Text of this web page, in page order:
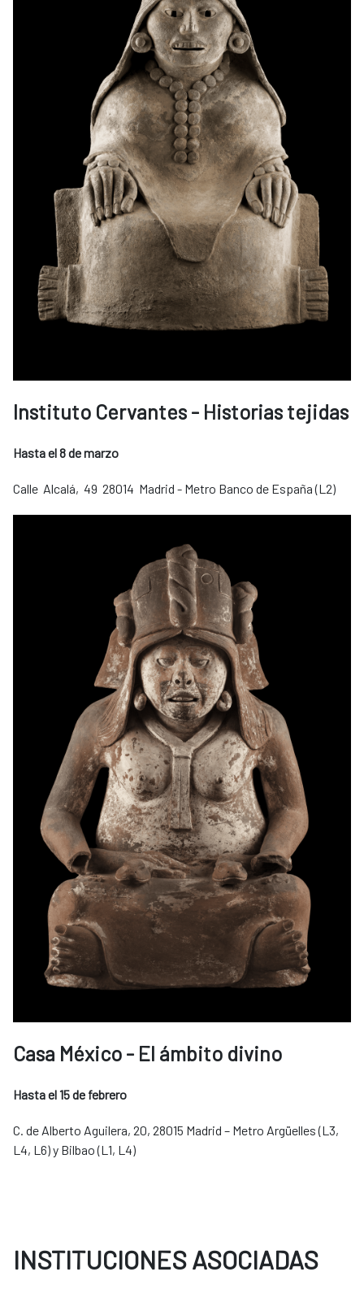
Instituto Cervantes - Historias tejidas
Hasta el 8 de marzo
Calle Alcalá, 49 28014 Madrid - Metro Banco de España (L2)
Casa México - El ámbito divino
Hasta el 15 de febrero
C. de Alberto Aguilera, 20, 28015 Madrid – Metro Argüelles (L3,
L4, L6) y Bilbao (L1, L4)
INSTITUCIONES ASOCIADAS